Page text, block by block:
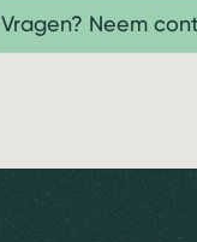
Vragen? Neem